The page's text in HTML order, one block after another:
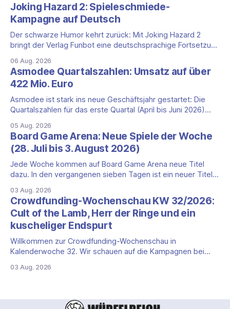
Joking Hazard 2: Spieleschmiede-
Kampagne auf Deutsch
Der schwarze Humor kehrt zurück: Mit Joking Hazard 2
bringt der Verlag Funbot eine deutschsprachige Fortsetzung
Happiness (Explosm) auf die Spieleschmiede. Wir ordnen
ein, was die Kampagne unter dem Motto „Die fiesen
Comics sind zurück!" bietet und wo sie schweigt.
06 Aug. 2026
Asmodee Quartalszahlen: Umsatz auf über
422 Mio. Euro
Asmodee ist stark ins neue Geschäftsjahr gestartet: Die
Quartalszahlen für das erste Quartal (April bis Juni 2026)
Prozent auf 422,1 Millionen Euro. Getragen wird das
Wachstum weiter von den Sammelkartenspielen, doch
erstmals seit Monaten zeigt auch das klassische
Brettspielgeschäft wieder
05 Aug. 2026
Board Game Arena: Neue Spiele der Woche
(28. Juli bis 3. August 2026)
Jede Woche kommen auf Board Game Arena neue Titel
dazu. In den vergangenen sieben Tagen ist ein neuer Titel
bekanntesten kooperativen Zombiespiele. Wir stellen dir
den Neuzugang mit seinen Eckdaten vor. Zombicide: 2nd
Edition: kooperatives Überleben gegen Zombiehorden Mit
Zombicide: 2nd
03 Aug. 2026
Crowdfunding-Wochenschau KW 32/2026:
Cult of the Lamb, Herr der Ringe und ein
kuscheliger Endspurt
Willkommen zur Crowdfunding-Wochenschau in
Kalenderwoche 32. Wir schauen auf die Kampagnen bei
gestartet sind, kurz vor dem Ende stehen oder aus anderen
deutlich kleinerer Endspurt. Cult
03 Aug. 2026